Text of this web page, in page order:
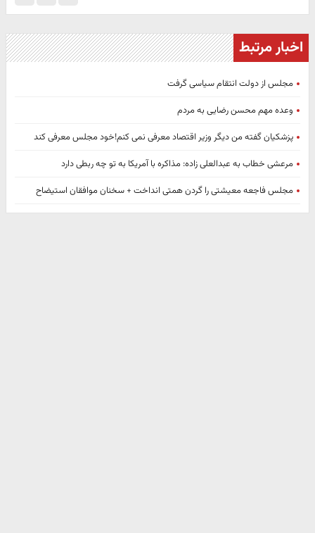
اخبار مرتبط
مجلس از دولت انتقام سیاسی گرفت
وعده مهم محسن رضایی به مردم
پزشکیان گفته من دیگر وزیر اقتصاد معرفی نمی کنم!خود مجلس معرفی کند
مرعشی خطاب به عبدالعلی زاده: مذاکره با آمریکا به تو چه ربطی دارد
مجلس فاجعه معیشتی را گردن همتی انداخت + سخنان موافقان استیضاح